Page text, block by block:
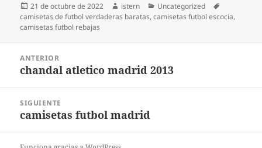
Publicado
el
21 de octubre de 2022 Autor
istern Categorías
Uncategorized
camisetas de futbol verdaderas baratas,camisetas futbol escocia,
camisetas futbol rebajas
entradas
ANTERIOR
Entrada
chandal atletico madrid 2013
SIGUIENTE
Entrada
camisetas futbol madrid